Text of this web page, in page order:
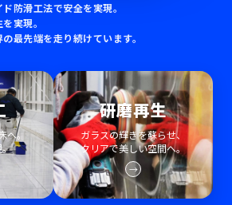
防滑工法で安全を実現。
実現。
最先端を走り続けています。
。
。
研磨再生
ガラスの輝きを蘇らせ、
クリアで美しい空間へ。
→